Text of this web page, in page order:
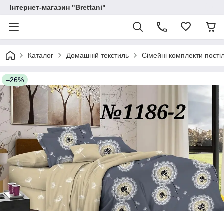
Інтернет-магазин "Brettani"
Каталог Домашній текстиль Сімейні комплекти
–26%